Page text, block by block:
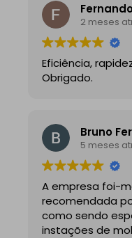
2 meses
Eficiência,
Obrigado.
Bruno
5 meses
A empresa foi-
recomendada
como sendo
instações de